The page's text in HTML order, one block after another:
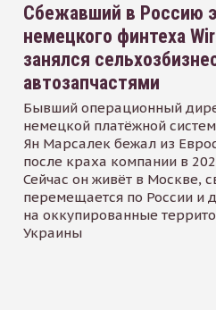
Сбежавший в Россию
немецкого финтеха
занялся
автозапчастями
Бывший операционный
немецкой платёжной
Ян Марсалек бежал из
после краха компании в
Сейчас он живёт в Москве,
перемещается по России и
на оккупированные
Украины